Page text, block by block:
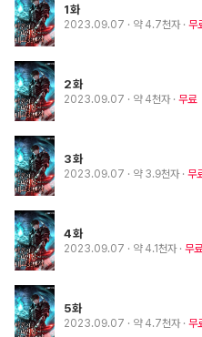
1화
2023.09.07 · 약 4.7천자 무
2화
2023.09.07 · 약 4천자 무료
3화
2023.09.07 · 약 3.9천자 무
4화
2023.09.07 · 약 4.1천자 무료
5화
2023.09.07 · 약 4.7천자 무